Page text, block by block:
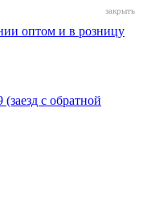
с обратной
закрыть